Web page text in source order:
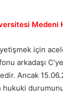
Medeni
için
arkadaşı
Ancak
hukuki